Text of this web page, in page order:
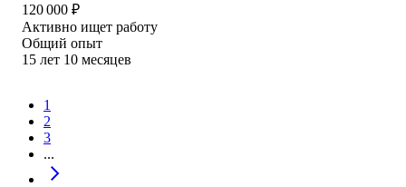
120 000 ₽
Активно ищет работу
Общий опыт
15 лет 10 месяцев
1
2
3
...